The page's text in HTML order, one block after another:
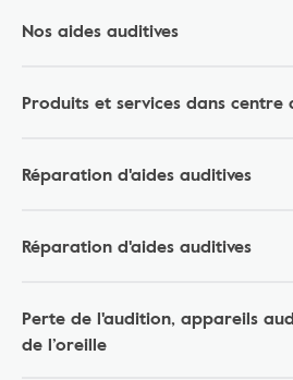
Nos aides auditives
Produits et services dans
Réparation d'aides auditives
Réparation d'aides auditives
Perte de l'audition, appareils
de l’oreille